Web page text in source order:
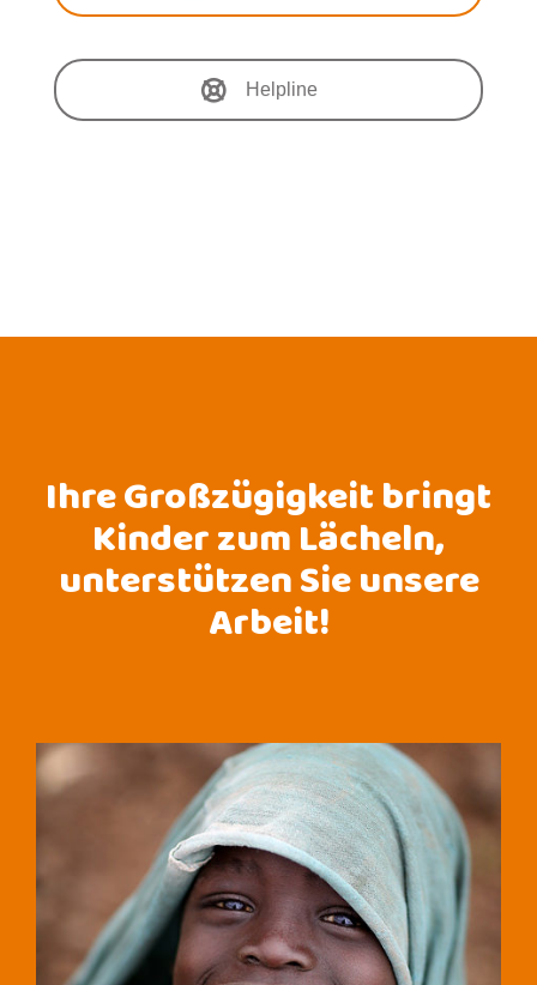
Helpline
Ihre Großzügigkeit bringt
Kinder zum Lächeln,
unterstützen Sie unsere
Arbeit!